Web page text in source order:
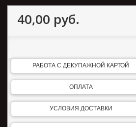
40,00 руб.
РАБОТА С ДЕКУПАЖНОЙ КАРТОЙ
ОПЛАТА
УСЛОВИЯ ДОСТАВКИ